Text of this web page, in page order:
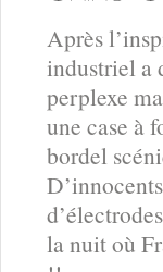
Après
industriel a
perplexe
une case à
bordel
la nuit où